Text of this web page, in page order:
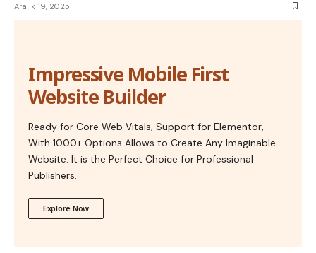
Aralık 19, 2025
Impressive Mobile First
Website Builder
Ready for Core Web Vitals, Support for Elementor,
With 1000+ Options Allows to Create Any Imaginable
Website. It is the Perfect Choice for Professional
Publishers.
Explore Now